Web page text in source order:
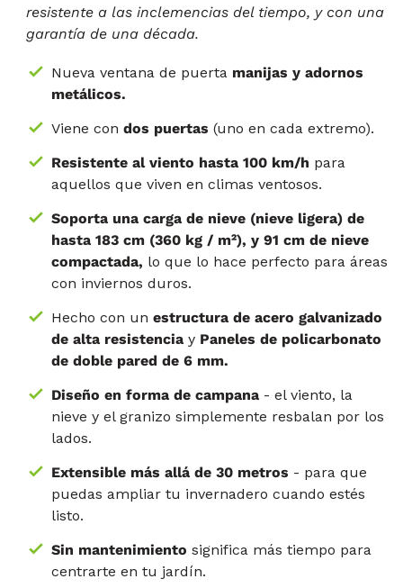
resistente a las inclemencias del tiempo, y con una
garantía de una década.
Nueva ventana de puerta manijas y adornos
metálicos.
Viene con dos puertas (uno en cada extremo).
Resistente al viento hasta 100 km/h para
aquellos que viven en climas ventosos.
Soporta una carga de nieve (nieve ligera) de
hasta 183 cm (360 kg / m²), y 91 cm de nieve
compactada, lo que lo hace perfecto para áreas
con inviernos duros.
Hecho con un estructura de acero galvanizado
de alta resistencia y Paneles de policarbonato
de doble pared de 6 mm.
Diseño en forma de campana - el viento, la
nieve y el granizo simplemente resbalan por los
lados.
Extensible más allá de 30 metros - para que
puedas ampliar tu invernadero cuando estés
listo.
Sin mantenimiento significa más tiempo para
centrarte en tu jardín.